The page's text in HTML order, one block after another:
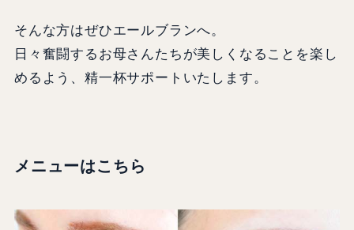
そんな方はぜひエールブランへ。
日々奮闘するお母さんたちが美しくなることを楽し
めるよう、精一杯サポートいたします。
メニューはこちら